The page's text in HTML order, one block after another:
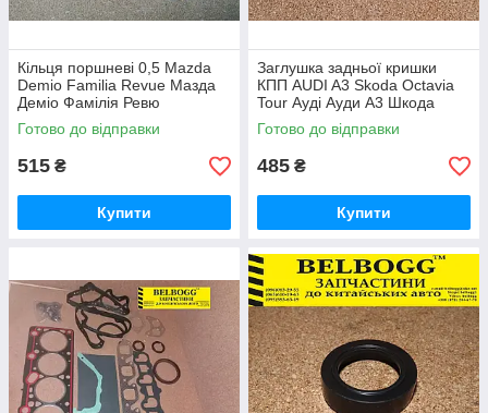
Кільця поршневі 0,5 Mazda
Demio Familia Revue Мазда
Деміо Фамілія Ревю
Готово до відправки
515 ₴
Купити
Заглушка задньої кришки
КПП AUDI A3 Skoda Octavia
Tour Ауді Ауди А3 Шкода
Октавія Октавия
Готово до відправки
485 ₴
Купити